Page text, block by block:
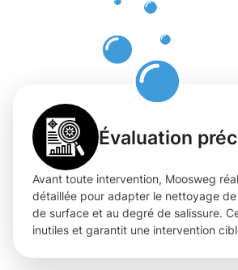
Évaluation
Avant toute intervention, Moosweg
détaillée pour adapter le nettoyage
de surface et au degré de salissure.
inutiles et garantit une intervention